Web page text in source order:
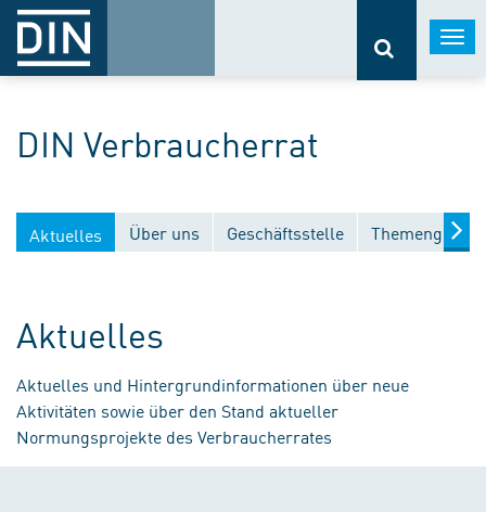
DIN Verbraucherrat
Aktuelles Über uns Geschäftsstelle
Aktuelles
Aktuelles und Hintergrundinformationen über neue
Aktivitäten sowie über den Stand aktueller
Normungsprojekte des Verbraucherrates